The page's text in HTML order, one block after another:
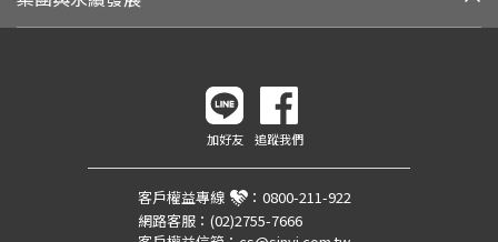
加好友 追蹤我們
客戶權益專線 ： 0800-211-922
網路客服： (02)2755-7666